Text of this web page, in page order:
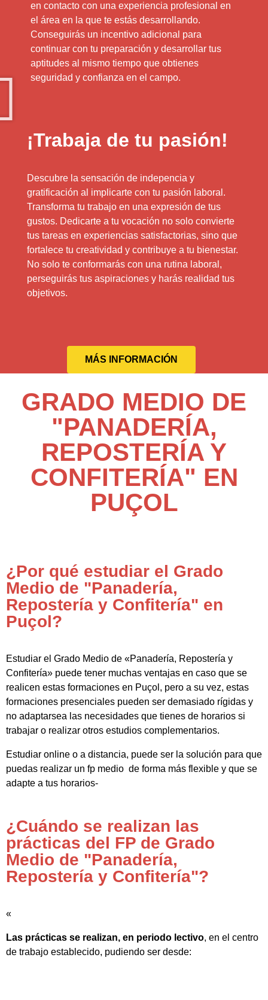
en contacto con una experiencia profesional en
el área en la que te estás desarrollando.
Conseguirás un incentivo adicional para
continuar con tu preparación y desarrollar tus
aptitudes al mismo tiempo que obtienes
seguridad y confianza en el campo.
¡Trabaja de tu pasión!
Descubre la sensación de indepencia y
gratificación al implicarte con tu pasión laboral.
Transforma tu trabajo en una expresión de tus
gustos. Dedicarte a tu vocación no solo convierte
tus tareas en experiencias satisfactorias, sino que
fortalece tu creatividad y contribuye a tu bienestar.
No solo te conformarás con una rutina laboral,
perseguirás tus aspiraciones y harás realidad tus
objetivos.
MÁS INFORMACIÓN
GRADO MEDIO DE
"PANADERÍA,
REPOSTERÍA Y
CONFITERÍA" EN
PUÇOL
¿Por qué estudiar el Grado
Medio de "Panadería,
Repostería y Confitería" en
Puçol?
Estudiar el Grado Medio de «Panadería, Repostería y
Confitería» puede tener muchas ventajas en caso que se
realicen estas formaciones en Puçol, pero a su vez, estas
formaciones presenciales pueden ser demasiado rígidas y
no adaptarsea las necesidades que tienes de horarios si
trabajar o realizar otros estudios complementarios.
Estudiar online o a distancia, puede ser la solución para que
puedas realizar un fp medio de forma más flexible y que se
adapte a tus horarios-
¿Cuándo se realizan las
prácticas del FP de Grado
Medio de "Panadería,
Repostería y Confitería"?
«
Las prácticas se realizan, en periodo lectivo, en el centro
de trabajo establecido, pudiendo ser desde: